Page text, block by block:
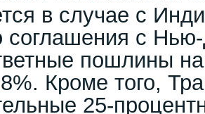
в случае с
соглашения с
пошлины
Кроме того,
25-